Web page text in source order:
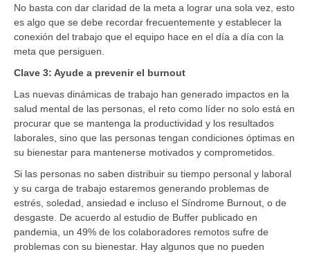
No basta con dar claridad de la meta a lograr una sola vez, esto
es algo que se debe recordar frecuentemente y establecer la
conexión del trabajo que el equipo hace en el día a día con la
meta que persiguen.
Clave 3: Ayude a prevenir el burnout
Las nuevas dinámicas de trabajo han generado impactos en la
salud mental de las personas, el reto como líder no solo está en
procurar que se mantenga la productividad y los resultados
laborales, sino que las personas tengan condiciones óptimas en
su bienestar para mantenerse motivados y comprometidos.
Si las personas no saben distribuir su tiempo personal y laboral
y su carga de trabajo estaremos generando problemas de
estrés, soledad, ansiedad e incluso el Síndrome Burnout, o de
desgaste. De acuerdo al estudio de Buffer publicado en
pandemia, un 49% de los colaboradores remotos sufre de
problemas con su bienestar. Hay algunos que no pueden